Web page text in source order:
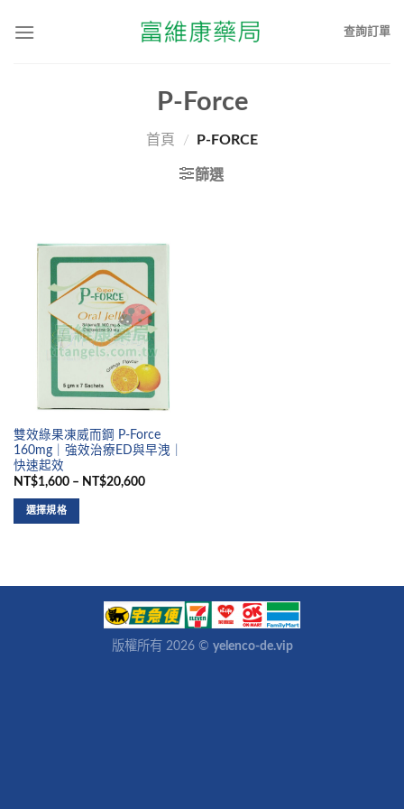
查詢訂單
P-Force
首頁 / P-FORCE
篩選
雙效綠果凍威而鋼 P-Force
160mg｜強效治療ED與早洩｜
快速起效
NT$1,600 – NT$20,600
選擇規格
版權所有 2026 © yelenco-de.vip